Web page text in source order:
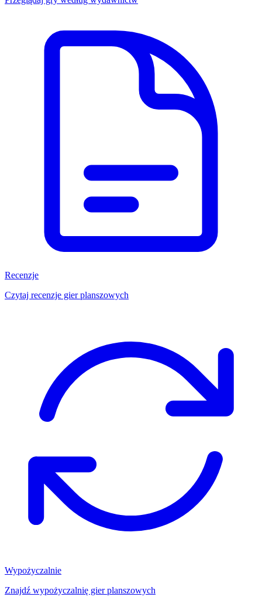
Recenzje
Czytaj recenzje gier planszowych
Wypożyczalnie
Znajdź wypożyczalnię gier planszowych